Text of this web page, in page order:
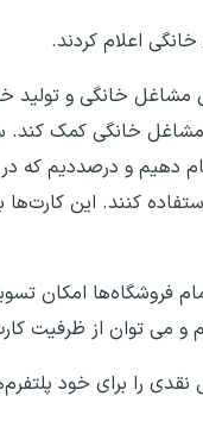
اعلام کردند.
مشاغل خانگی و تولید
به مشاغل خانگی کمک
و درصددیم که در
فروشگاه‌ها امکان
و می توان از ظرفیت
را برای خود